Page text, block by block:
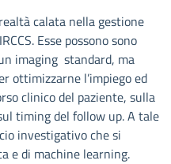
calata nella gestione
Esse possono sono
imaging standard, ma
ottimizzarne l’impiego ed
clinico del paziente, sulla
timing del follow up. A tale
investigativo che si
e di machine learning.